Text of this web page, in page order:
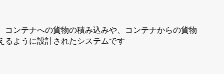
コンテナへの貨物の積み込みや、コンテナからの貨物
るように設計されたシステムです